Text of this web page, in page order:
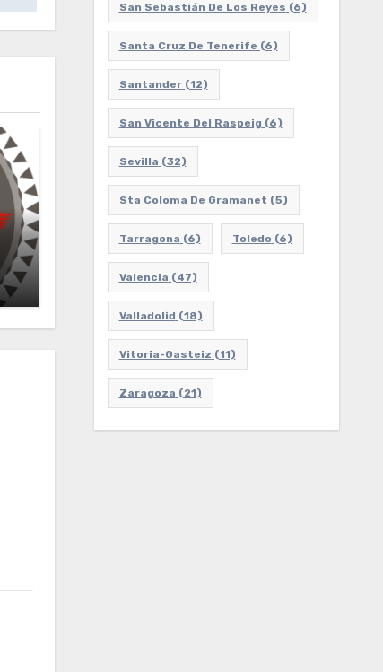
San Sebastián De Los Reyes (6)
Santa Cruz De Tenerife (6)
Santander(12)
San Vicente Del Raspeig (6)
Sevilla (32)
Sta Coloma De Gramanet (5)
Tarragona (6) Toledo (6)
Valencia (47)
Valladolid (18)
Vitoria-Gasteiz (11)
Zaragoza (21)